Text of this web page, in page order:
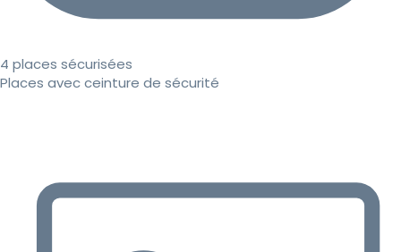
4 places sécurisées
Places avec ceinture de sécurité